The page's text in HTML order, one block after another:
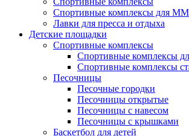
Спортивные комплексы для
Лавки для пресса и отдыха
Детские площадки
Спортивные комплексы
Спортивные комплексы
Спортивные комплексы
Песочницы
Песочные городки
Песочницы открытые
Песочницы с навесом
Песочницы с крышками
Баскетбол для детей